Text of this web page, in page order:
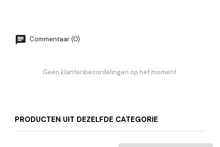
Commentaar (0)
Geen klantenbeoordelingen op het moment.
PRODUCTEN UIT DEZELFDE CATEGORIE